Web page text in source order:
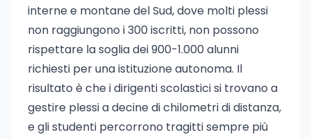
interne e montane del Sud, dove molti plessi
non raggiungono i 300 iscritti, non possono
rispettare la soglia dei 900-1.000 alunni
richiesti per una istituzione autonoma. Il
risultato è che i dirigenti scolastici si trovano a
gestire plessi a decine di chilometri di distanza,
e gli studenti percorrono tragitti sempre più